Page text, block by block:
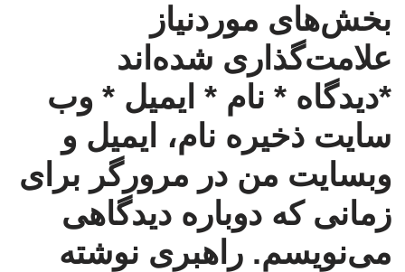
بخش‌های موردنیاز
علامت‌گذاری شده‌اند
*دیدگاه * نام * ایمیل * وب‌
سایت ذخیره نام، ایمیل و
وبسایت من در مرورگر برای
زمانی که دوباره دیدگاهی
می‌نویسم. راهبری نوشته